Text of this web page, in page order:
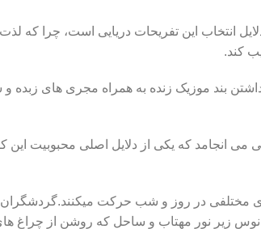
انتخاب این تفریحات دریایی است، چرا که
کند.
بند موزیک زنده به همراه مجری های
می انجامد که یکی از دلایل اصلی
در روز و شب حرکت میکنند.گردشگران هم
زیر نور مهتاب و ساحل که روشن از چراغ